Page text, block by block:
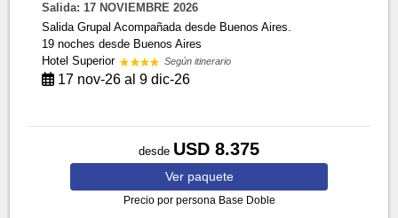
Salida: 17 NOVIEMBRE 2026
Salida Grupal Acompañada desde Buenos Aires.
19 nochesdesde Buenos Aires
Hotel Superior
Según itinerario
17 nov-26 al 9 dic-26
desde USD 8.375
Ver paquete
Precio por persona Base Doble